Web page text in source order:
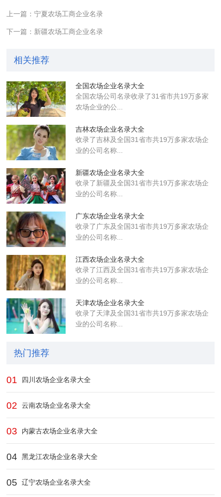
上一篇：宁夏农场工商企业名录
下一篇：新疆农场工商企业名录
相关推荐
全国农场企业名录大全
全国农场公司名录收录了31省市共19万多家
农场企业的公...
吉林农场企业名录大全
收录了吉林及全国31省市共19万多家农场企
业的公司名称...
新疆农场企业名录大全
收录了新疆及全国31省市共19万多家农场企
业的公司名称...
广东农场企业名录大全
收录了广东及全国31省市共19万多家农场企
业的公司名称...
江西农场企业名录大全
收录了江西及全国31省市共19万多家农场企
业的公司名称...
天津农场企业名录大全
收录了天津及全国31省市共19万多家农场企
业的公司名称...
热门推荐
01 四川农场企业名录大全
02 云南农场企业名录大全
03 内蒙古农场企业名录大全
04 黑龙江农场企业名录大全
05 辽宁农场企业名录大全